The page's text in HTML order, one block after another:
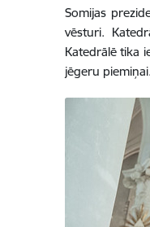
Somijas
vēsturi.
Katedrālē tika
jēgeru piemiņai.